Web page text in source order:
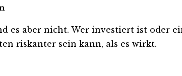
es aber nicht. Wer investiert ist oder
riskanter sein kann, als es wirkt.